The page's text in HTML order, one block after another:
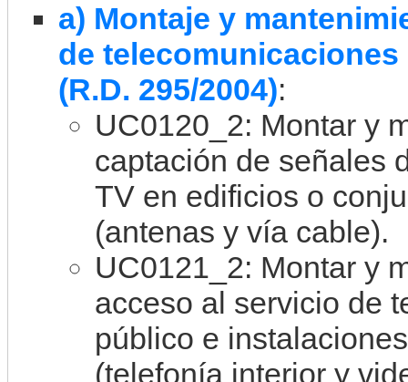
a) Montaje y
de
(R.D. 295/2004):
UC0120_2: Montar y
captación de señales
TV en edificios o
(antenas y vía cable).
UC0121_2: Montar y
acceso al servicio de
público e
(telefonía interior y